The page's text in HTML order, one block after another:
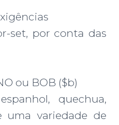
set, por conta das
ou BOB ($b)
quechua,
uma variedade de